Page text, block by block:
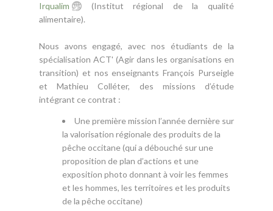
Irqualim
(Institut régional de la qualité
alimentaire).
Nous avons engagé, avec nos étudiants de la
spécialisation ACT' (Agir dans les organisations en
transition) et nos enseignants François Purseigle
et Mathieu Colléter, des missions d’étude
intégrant ce contrat :
Une première mission l’année dernière sur
la valorisation régionale des produits de la
pêche occitane (qui a débouché sur une
proposition de plan d’actions et une
exposition photo donnant à voir les femmes
et les hommes, les territoires et les produits
de la pêche occitane)